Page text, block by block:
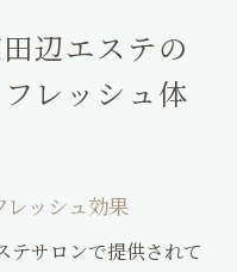
辺エステの
レッシュ体
レッシュ効果
テサロンで提供されて